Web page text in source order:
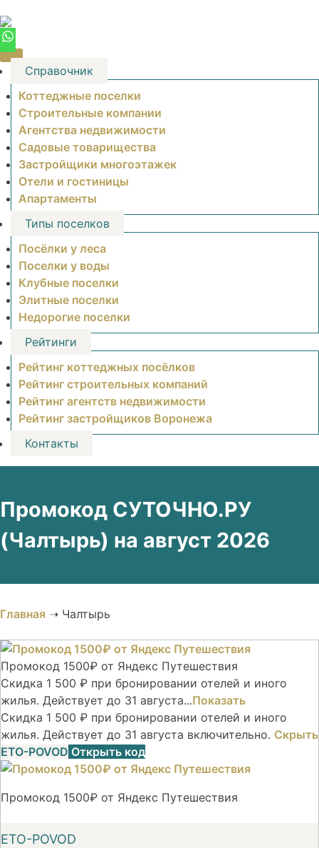
to
content
Справочник
Коттеджные поселки
Строительные компании
Агентства недвижимости
Садовые товарищества
Застройщики многоэтажек
Отели и гостиницы
Апартаменты
Типы поселков
Посёлки у леса
Поселки у воды
Клубные поселки
Элитные поселки
Недорогие поселки
Рейтинги
Рейтинг коттеджных посёлков
Рейтинг строительных компаний
Рейтинг агентств недвижимости
Рейтинг застройщиков Воронежа
Контакты
Промокод СУТОЧНО.РУ
(Чалтырь) на август 2026
Главная ➝ Чалтырь
Промокод 1500₽ от Яндекс Путешествия
Скидка 1 500 ₽ при бронировании отелей и иного
жилья. Действует до 31 августа...Показать
Скидка 1 500 ₽ при бронировании отелей и иного
жилья. Действует до 31 августа включительно. Скрыть
ETO-POVOD Открыть код
Промокод 1500₽ от Яндекс Путешествия
ETO-POVOD